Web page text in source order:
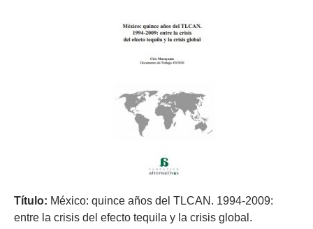
Título: México: quince años del TLCAN. 1994-2009:
entre la crisis del efecto tequila y la crisis global.